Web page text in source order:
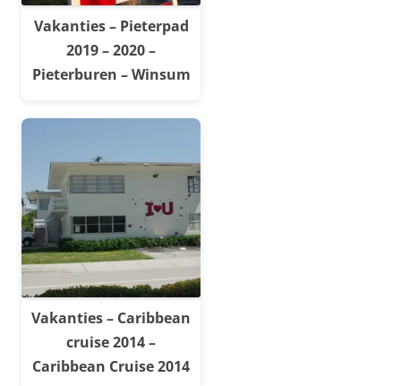
Vakanties – Pieterpad
2019 – 2020 –
Pieterburen – Winsum
Vakanties – Caribbean
cruise 2014 –
Caribbean Cruise 2014